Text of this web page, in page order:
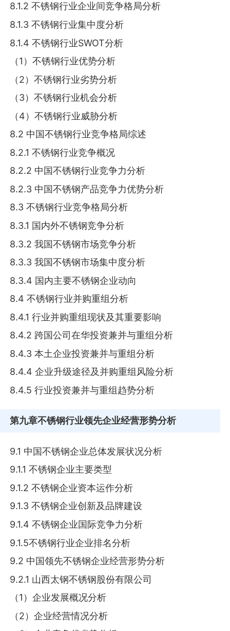
8.1.2 不锈钢行业企业间竞争格局分析
8.1.3 不锈钢行业集中度分析
8.1.4 不锈钢行业SWOT分析
（1）不锈钢行业优势分析
（2）不锈钢行业劣势分析
（3）不锈钢行业机会分析
（4）不锈钢行业威胁分析
8.2 中国不锈钢行业竞争格局综述
8.2.1 不锈钢行业竞争概况
8.2.2 中国不锈钢行业竞争力分析
8.2.3 中国不锈钢产品竞争力优势分析
8.3 不锈钢行业竞争格局分析
8.3.1 国内外不锈钢竞争分析
8.3.2 我国不锈钢市场竞争分析
8.3.3 我国不锈钢市场集中度分析
8.3.4 国内主要不锈钢企业动向
8.4 不锈钢行业并购重组分析
8.4.1 行业并购重组现状及其重要影响
8.4.2 跨国公司在华投资兼并与重组分析
8.4.3 本土企业投资兼并与重组分析
8.4.4 企业升级途径及并购重组风险分析
8.4.5 行业投资兼并与重组趋势分析
第九章不锈钢行业领先企业经营形势分析
9.1 中国不锈钢企业总体发展状况分析
9.1.1 不锈钢企业主要类型
9.1.2 不锈钢企业资本运作分析
9.1.3 不锈钢企业创新及品牌建设
9.1.4 不锈钢企业国际竞争力分析
9.1.5不锈钢行业企业排名分析
9.2 中国领先不锈钢企业经营形势分析
9.2.1 山西太钢不锈钢股份有限公司
（1）企业发展概况分析
（2）企业经营情况分析